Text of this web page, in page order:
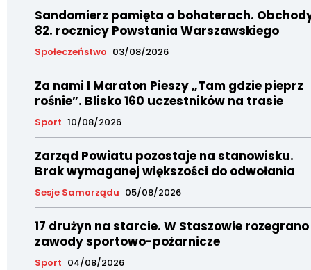
Sandomierz pamięta o bohaterach.
82. rocznicy Powstania Warszawskiego
Społeczeństwo 03/08/2026
Za nami I Maraton Pieszy „Tam gdzie pieprz
rośnie”. Blisko 160 uczestników na trasie
Sport 10/08/2026
Zarząd Powiatu pozostaje na stanowisku.
Brak wymaganej większości do odwołania
Sesje Samorządu 05/08/2026
17 drużyn na starcie. W Staszowie rozegrano
zawody sportowo-pożarnicze
Sport 04/08/2026